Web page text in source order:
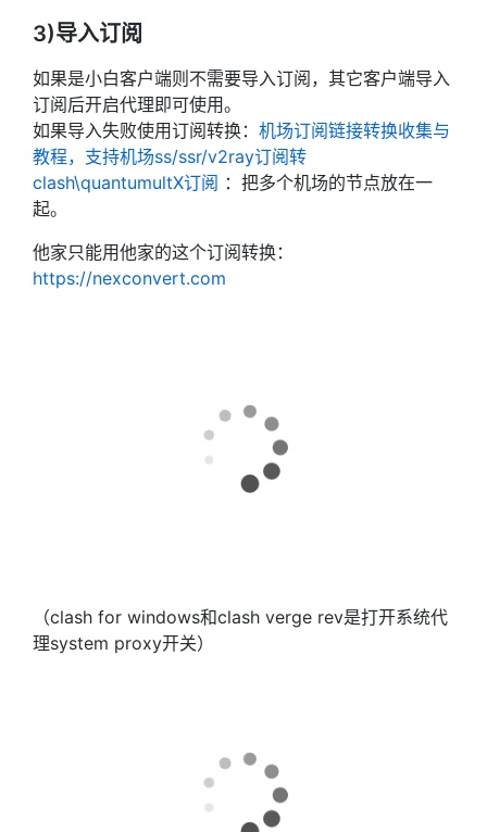
3)导入订阅
如果是小白客户端则不需要导入订阅，其它客户端导入
订阅后开启代理即可使用。
如果导入失败使用订阅转换： 机场订阅链接转换收集与
教程，支持机场ss/ssr/v2ray订阅转
clash\quantumultX订阅 ：把多个机场的节点放在一
起。
他家只能用他家的这个订阅转换：
https://nexconvert.com
（clash for windows和clash verge rev是打开系统代
理system proxy开关）